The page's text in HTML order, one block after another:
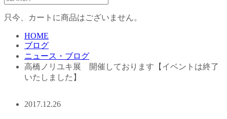
只今、カートに商品はございません。
HOME
ブログ
ニュース・ブログ
高橋ノリユキ展 開催しております【イベントは終了
いたしました】
2017.12.26